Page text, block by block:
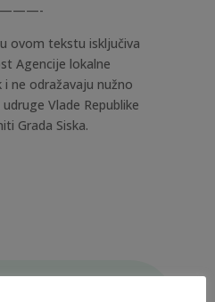
ovom tekstu isključiva
Agencije lokalne
i ne odražavaju nužno
Vlade Republike
Grada Siska.